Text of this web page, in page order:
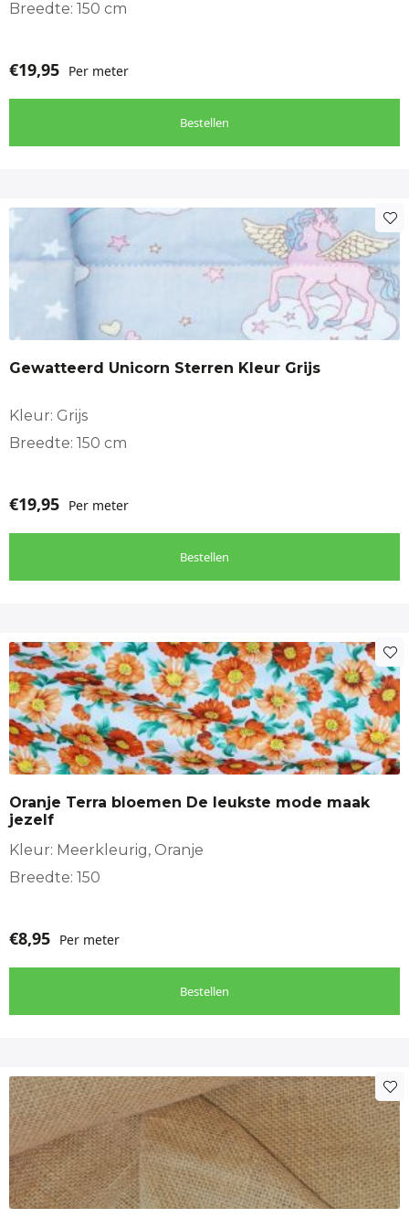
Breedte: 150 cm
€19,95 Per meter
Bestellen
Gewatteerd Unicorn Sterren Kleur Grijs
Kleur: Grijs
Breedte: 150 cm
€19,95 Per meter
Bestellen
Oranje Terra bloemen De leukste mode maak
jezelf
Kleur: Meerkleurig, Oranje
Breedte: 150
€8,95 Per meter
Bestellen